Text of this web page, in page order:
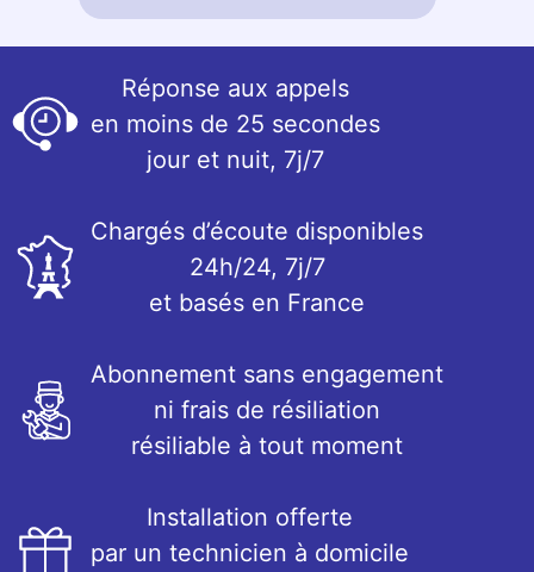
Réponse aux appels
en moins de 25 secondes
jour et nuit, 7j/7
Chargés d’écoute disponibles
24h/24, 7j/7
et basés en France
Abonnement sans engagement
ni frais de résiliation
résiliable à tout moment
Installation offerte
par un technicien à domicile